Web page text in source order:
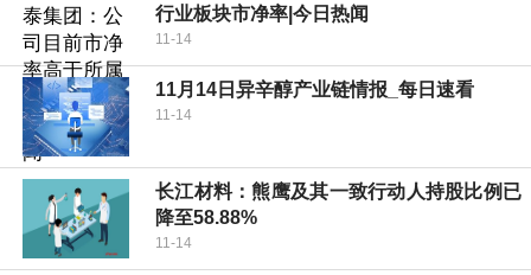
行业板块市净率|今日热闻
11-14
11月14日异辛醇产业链情报_每日速看
11-14
长江材料：熊鹰及其一致行动人持股比例已
降至58.88%
11-14